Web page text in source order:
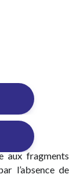
on n’attendra
en effet
malade de la
impressionné
aux fragments
l’absence de